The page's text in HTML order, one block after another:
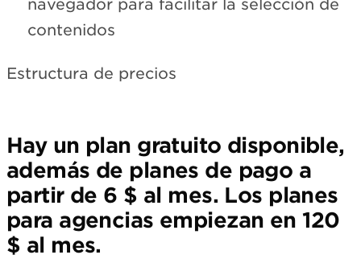
navegador para facilitar la selección de
contenidos
Estructura de precios
Hay un plan gratuito disponible,
además de planes de pago a
partir de 6 $ al mes. Los planes
para agencias empiezan en 120
$ al mes.